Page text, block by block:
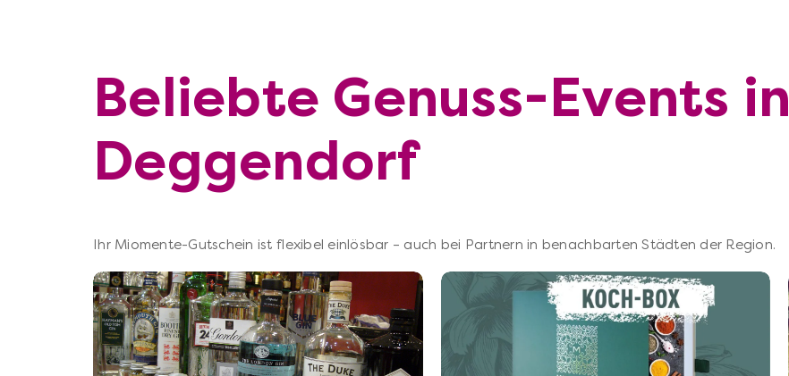
Beliebte Genuss-Events in
Deggendorf
Ihr Miomente-Gutschein ist flexibel einlösbar – auch bei Partnern in benachbarten Städten der Region.